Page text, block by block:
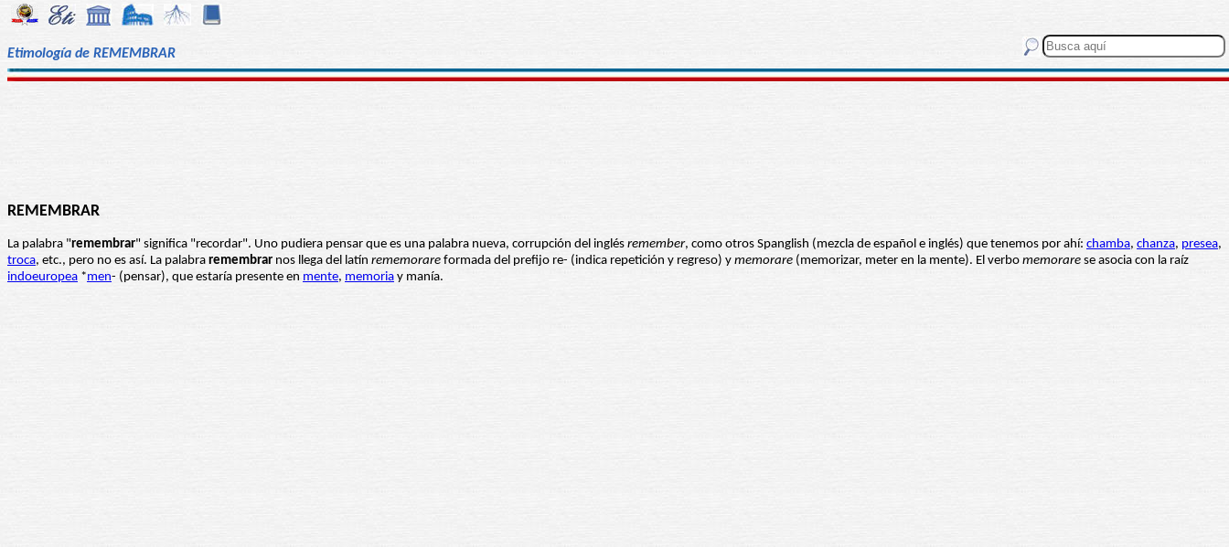
Etimología de REMEMBRAR
REMEMBRAR
La palabra "remembrar" significa "recordar". Uno pudiera pensar que es una palabra nueva, corrupción del inglés remember, como otros Spanglish (mezcla de español e inglés) que tenemos por ahí: chamba, chanza, presea,
troca, etc., pero no es así. La palabra remembrar nos llega del latín rememorare formada del prefijo re- (indica repetición y regreso) y memorare (memorizar, meter en la mente). El verbo memorare se asocia con la raíz
indoeuropea *men- (pensar), que estaría presente en mente, memoria y manía.